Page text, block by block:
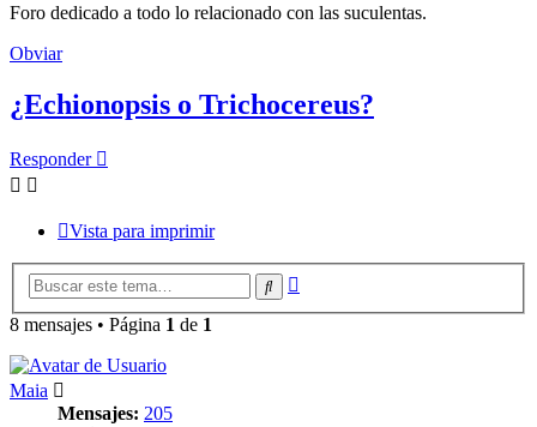
Foro dedicado a todo lo relacionado con las suculentas.
Obviar
¿Echionopsis o Trichocereus?
Responder
Vista para imprimir
Buscar
8 mensajes • Página 1 de 1
Maia
Mensajes: 205